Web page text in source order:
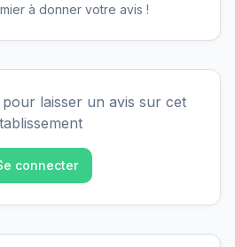
à donner votre avis !
laisser un avis sur cet
connecter